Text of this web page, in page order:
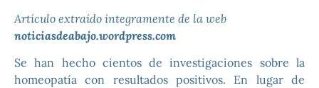
Artículo extraído integramente de la web
noticiasdeabajo.wordpress.com
Se han hecho cientos de investigaciones sobre la
homeopatía con resultados positivos. En lugar de